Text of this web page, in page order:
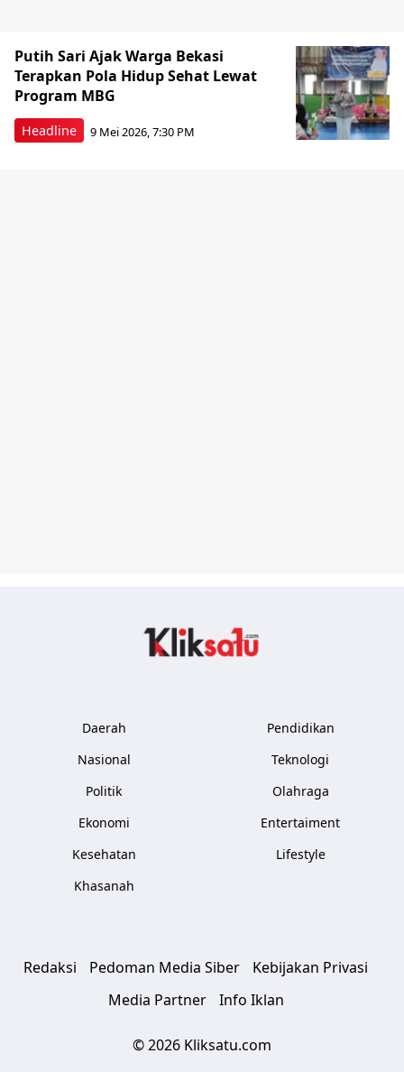
Headline
Putih Sari Ajak Warga Bekasi
Terapkan Pola Hidup Sehat Lewat
Program MBG
9 Mei 2026, 7:30 PM
Daerah
Nasional
Politik
Ekonomi
Kesehatan
Khasanah
Pendidikan
Teknologi
Olahraga
Entertaiment
Lifestyle
Redaksi Pedoman Media Siber
Kebijakan Privasi
Media Partner
Info Iklan
© 2026 Kliksatu.com